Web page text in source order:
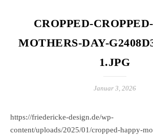
CROPPED-
MOTHERS-DAY-
1.JPG
Januar 3, 2026
https://friedericke-design.de/wp-
content/uploads/2025/01/cropped-happy-